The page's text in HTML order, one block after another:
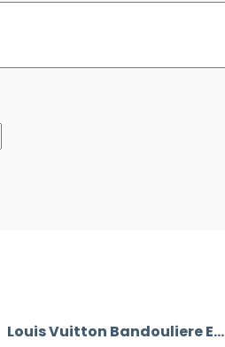
Louis Vuitton Bandouliere Empreinte Speedy 25 Cm